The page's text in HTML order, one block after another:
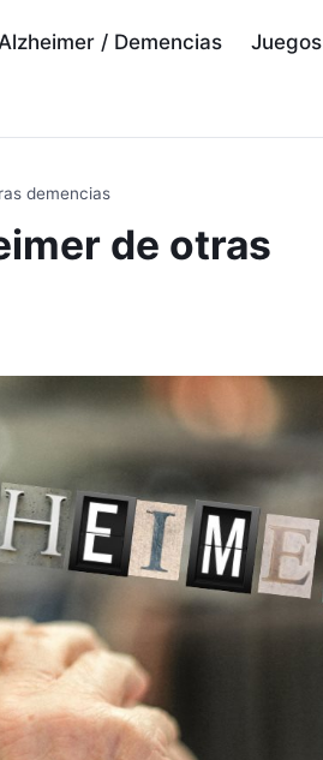
/ Demencias Juegos
demencias
de otras